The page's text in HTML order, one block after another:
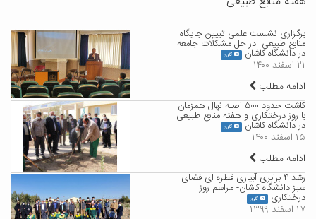
برگزاری نشست علمی تبیین جایگاه
منابع طبیعی در حل مشکلات جامعه
در دانشگاه کاشان گالری
۲۱ اسفند ۱۴۰۰
ادامه مطلب
کاشت حدود ۵۰۰ اصله نهال همزمان
با روز درختکاری و هفته منابع طبیعی
در دانشگاه کاشان گالری
۱۵ اسفند ۱۴۰۰
ادامه مطلب
رشد ۴ برابری آبیاری قطره ای فضای
سبز دانشگاه کاشان- مراسم روز
درختکاری گالری
۱۷ اسفند ۱۳۹۹